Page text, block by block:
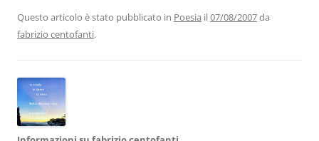
b
o
o
k
dI A a vi
Questo articolo è stato pubblicato in Poesia il07/08/2007da
fabrizio centofanti.